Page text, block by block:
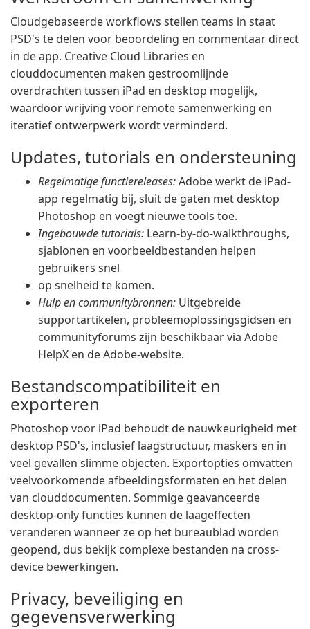
Cloudgebaseerde workflows stellen teams in staat
PSD's te delen voor beoordeling en commentaar direct
in de app. Creative Cloud Libraries en
clouddocumenten maken gestroomlijnde
overdrachten tussen iPad en desktop mogelijk,
waardoor wrijving voor remote samenwerking en
iteratief ontwerpwerk wordt verminderd.
Updates, tutorials en ondersteuning
Regelmatige functiereleases:Adobe werkt de iPad-
app regelmatig bij, sluit de gaten met desktop
Photoshop en voegt nieuwe tools toe.
Ingebouwde tutorials: Learn-by-do-walkthroughs,
sjablonen en voorbeeldbestanden helpen
gebruikers snel
op snelheid te komen.
Hulp en communitybronnen: Uitgebreide
supportartikelen, probleemoplossingsgidsen en
communityforums zijn beschikbaar via Adobe
HelpX en de Adobe-website.
Bestandscompatibiliteit en
exporteren
Photoshop voor iPad behoudt de nauwkeurigheid met
desktop PSD's, inclusief laagstructuur, maskers en in
veel gevallen slimme objecten. Exportopties omvatten
veelvoorkomende afbeeldingsformaten en het delen
van clouddocumenten. Sommige geavanceerde
desktop-only functies kunnen de laageffecten
veranderen wanneer ze op het bureaublad worden
geopend, dus bekijk complexe bestanden na cross-
device bewerkingen.
Privacy, beveiliging en
gegevensverwerking